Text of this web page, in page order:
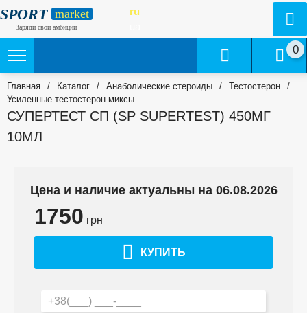
SPORT market
Заряди свои амбиции
ru
0
Главная / Каталог / Анаболические стероиды / Тестостерон
/
Усиленные тестостерон миксы
СУПЕРТЕСТ СП (SP SUPERTEST) 450МГ
10МЛ
Цена и наличие актуальны на 06.08.2026
1750 грн
КУПИТЬ